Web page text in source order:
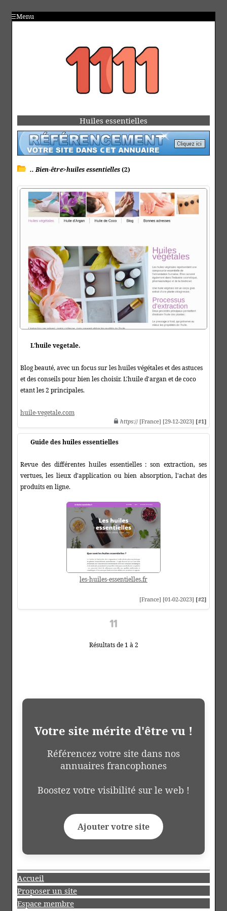
Menu
Huiles essentielles
.. Bien-être>huiles essentielles(2)
L'huile vegetale.
Blog beauté, avec un focus sur les huiles végétales et des astuces
et des conseils pour bien les choisir. L'huile d'argan et de coco
etant les 2 principales.
huile-vegetale.com
https:// [France] [29-12-2023] [#1]
Guide des huiles essentielles
Revue des différentes huiles essentielles : son extraction, ses
vertues, les lieux d'application ou bien absorption, l'achat des
produits en ligne.
les-huiles-essentielles.fr
[France] [01-02-2023] [#2]
Résultats de 1 à 2
Votre site mérite d'être vu !
Référencez votre site dans nos
annuaires francophones
Boostez votre visibilité sur le web !
Ajouter votre site
Accueil
Proposer un site
Espace membre